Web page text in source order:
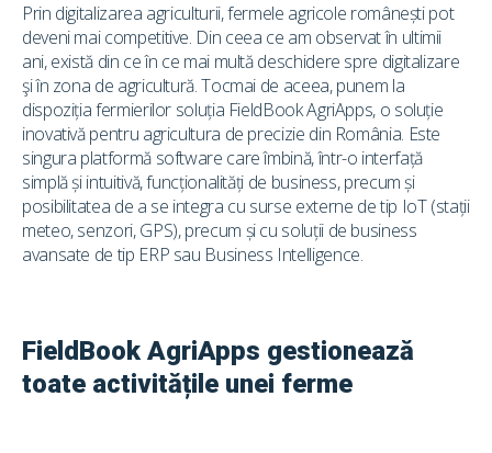
Prin digitalizarea agriculturii, fermele agricole românești pot
deveni mai competitive. Din ceea ce am observat în ultimii
ani, există din ce în ce mai multă deschidere spre digitalizare
şi în zona de agricultură. Tocmai de aceea, punem la
dispoziția fermierilor soluția FieldBook AgriApps, o soluție
inovativă pentru agricultura de precizie din România. Este
singura platformă software care îmbină, într-o interfață
simplă și intuitivă, funcționalități de business, precum și
posibilitatea de a se integra cu surse externe de tip IoT (stații
meteo, senzori, GPS), precum și cu soluții de business
avansate de tip ERP sau Business Intelligence.
FieldBook AgriApps gestionează
toate activitățile unei ferme